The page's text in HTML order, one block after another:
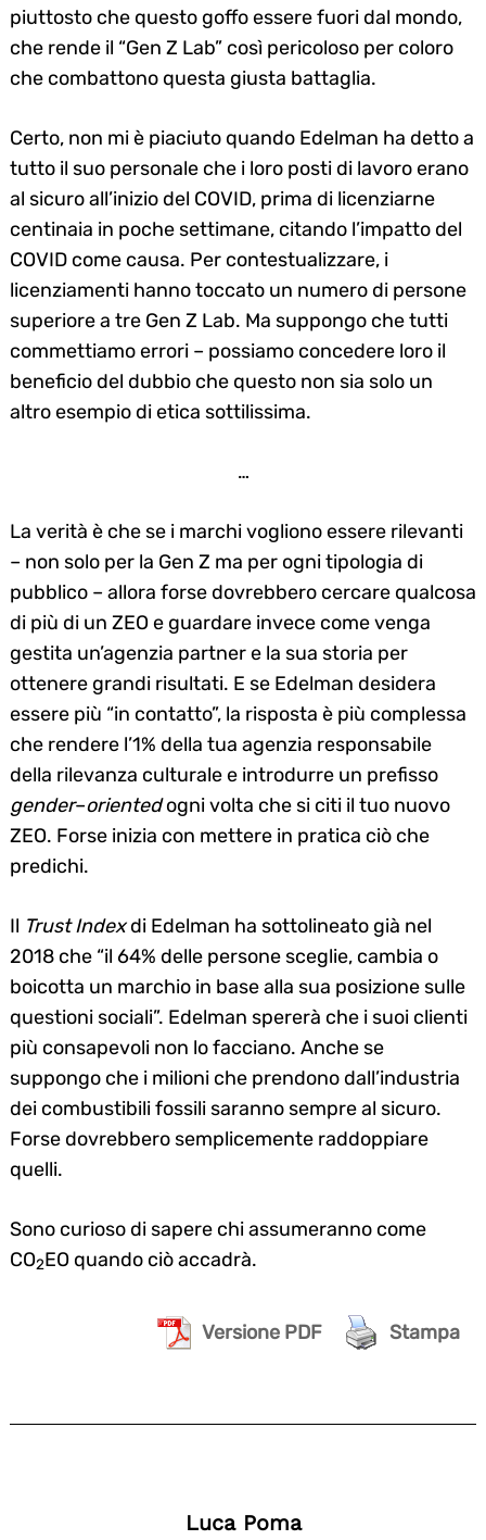
piuttosto che questo goffo essere fuori dal mondo,
che rende il “Gen Z Lab” così pericoloso per coloro
che combattono questa giusta battaglia.
Certo, non mi è piaciuto quando Edelman ha detto a
tutto il suo personale che i loro posti di lavoro erano
al sicuro all’inizio del COVID, prima di licenziarne
centinaia in poche settimane, citando l’impatto del
COVID come causa. Per contestualizzare, i
licenziamenti hanno toccato un numero di persone
superiore a tre Gen Z Lab. Ma suppongo che tutti
commettiamo errori – possiamo concedere loro il
beneficio del dubbio che questo non sia solo un
altro esempio di etica sottilissima.
…
La verità è che se i marchi vogliono essere rilevanti
– non solo per la Gen Z ma per ogni tipologia di
pubblico – allora forse dovrebbero cercare qualcosa
di più di un ZEO e guardare invece come venga
gestita un’agenzia partner e la sua storia per
ottenere grandi risultati. E se Edelman desidera
essere più “in contatto”, la risposta è più complessa
che rendere l’1% della tua agenzia responsabile
della rilevanza culturale e introdurre un prefisso
gender–orientedogni volta che si citi il tuo nuovo
ZEO. Forse inizia con mettere in pratica ciò che
predichi.
Il Trust Indexdi Edelman ha sottolineato già nel
2018 che “il 64% delle persone sceglie, cambia o
boicotta un marchio in base alla sua posizione sulle
questioni sociali”. Edelman spererà che i suoi clienti
più consapevoli non lo facciano. Anche se
suppongo che i milioni che prendono dall’industria
dei combustibili fossili saranno sempre al sicuro.
Forse dovrebbero semplicemente raddoppiare
quelli.
Sono curioso di sapere chi assumeranno come
CO2EO quando ciò accadrà.
Versione PDF Stampa
Luca Poma